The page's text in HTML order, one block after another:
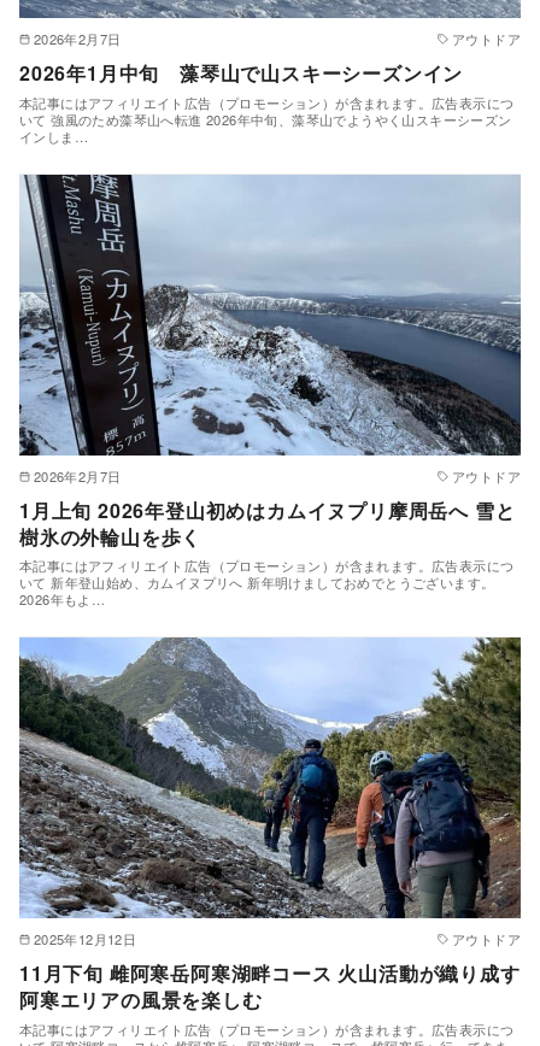
2026年2月7日 アウトドア
2026年1月中旬 藻琴山で山スキーシーズンイン
本記事にはアフィリエイト広告（プロモーション）が含まれます。広告表示につ
いて 強風のため藻琴山へ転進 2026年中旬、藻琴山でようやく山スキーシーズン
インしま…
2026年2月7日 アウトドア
1月上旬 2026年登山初めはカムイヌプリ摩周岳へ 雪と
樹氷の外輪山を歩く
本記事にはアフィリエイト広告（プロモーション）が含まれます。広告表示につ
いて 新年登山始め、カムイヌプリへ 新年明けましておめでとうございます。
2026年もよ…
2025年12月12日 アウトドア
11月下旬 雌阿寒岳阿寒湖畔コース 火山活動が織り成す
阿寒エリアの風景を楽しむ
本記事にはアフィリエイト広告（プロモーション）が含まれます。広告表示につ